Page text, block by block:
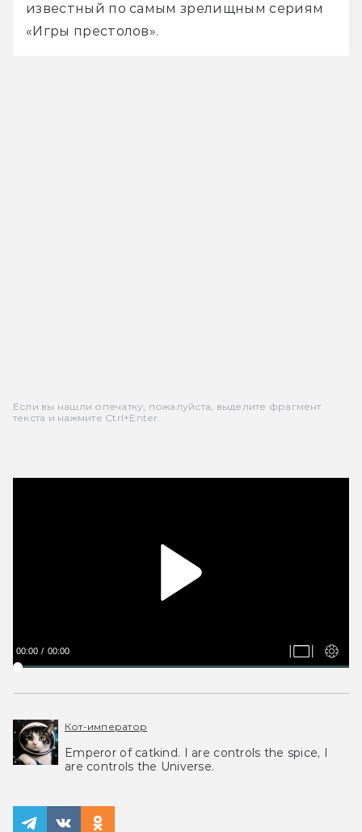
известный по самым зрелищным сериям
«Игры престолов».
Если вы нашли опечатку, пожалуйста, выделите фрагмент
текста и нажмите Ctrl+Enter.
00:00 00:00
Кот-император
Emperor of catkind. I are controls the spice, I
are controls the Universe.